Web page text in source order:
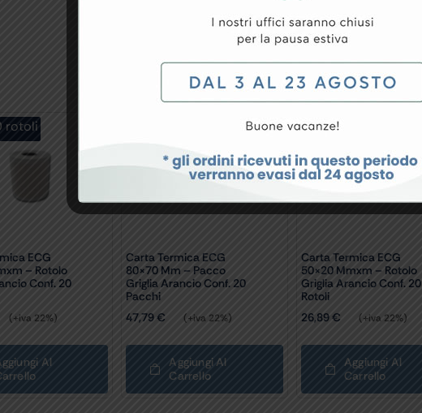
rotoli
ECG
– Rotolo
Conf. 20
(+iva 22%)
Al
Carta Termica ECG
80×70 Mm – Pacco
Griglia Arancio Conf. 20
Pacchi
47,79€ (+iva 22%)
Aggiungi Al
Carrello
conf. 20 rotoli
Carta Termica ECG
50×20 Mmxm – Rotolo
Griglia Arancio Conf. 20
Rotoli
26,89€ (+iva 22%)
Aggiungi Al
Carrello